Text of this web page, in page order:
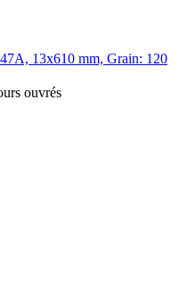
13x610 mm, Grain: 120
ouvrés